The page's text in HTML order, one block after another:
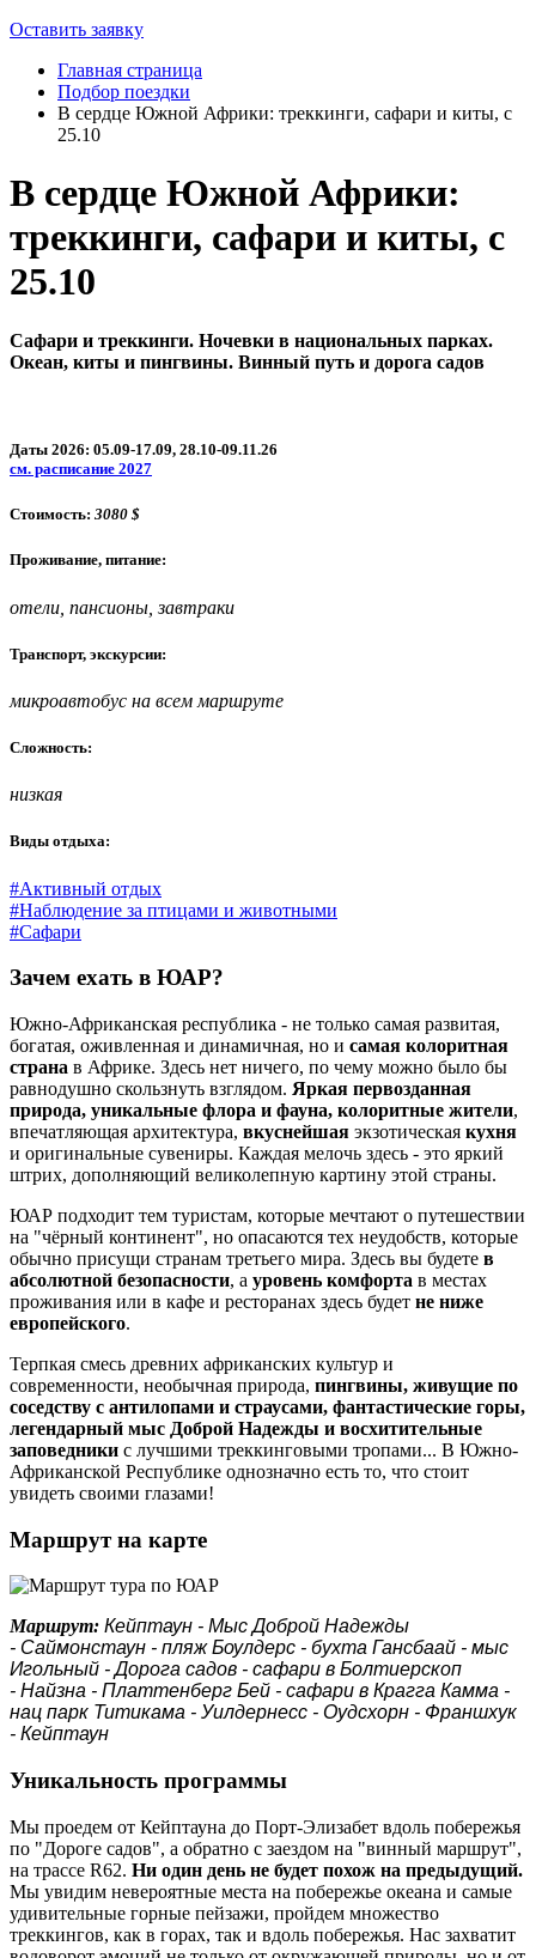
Оставить заявку
Главная страница
Подбор поездки
В сердце Южной Африки: треккинги, сафари и киты, с
25.10
В сердце Южной Африки:
треккинги, сафари и киты, с
25.10
Сафари и треккинги. Ночевки в национальных парках.
Океан, киты и пингвины. Винный путь и дорога садов
Даты 2026: 05.09-17.09, 28.10-09.11.26
см. расписание 2027
Стоимость: 3080 $
Проживание, питание:
отели, пансионы, завтраки
Транспорт, экскурсии:
микроавтобус на всем маршруте
Сложность:
низкая
Виды отдыха:
#Активный отдых
#Наблюдение за птицами и животными
#Сафари
Зачем ехать в ЮАР?
Южно-Африканская республика - не только самая развитая,
богатая, оживленная и динамичная, но и самая колоритная
страна в Африке. Здесь нет ничего, по чему можно было бы
равнодушно скользнуть взглядом. Яркая первозданная
природа, уникальные флора и фауна, колоритные жители,
впечатляющая архитектура, вкуснейшая экзотическая кухня
и оригинальные сувениры. Каждая мелочь здесь - это яркий
штрих, дополняющий великолепную картину этой страны.
ЮАР подходит тем туристам, которые мечтают о путешествии
на "чёрный континент", но опасаются тех неудобств, которые
обычно присущи странам третьего мира. Здесь вы будете в
абсолютной безопасности, а уровень комфорта в местах
проживания или в кафе и ресторанах здесь будет не ниже
европейского.
Терпкая смесь древних африканских культур и
современности, необычная природа, пингвины, живущие по
соседству с антилопами и страусами, фантастические горы,
легендарный мыс Доброй Надежды и восхитительные
заповедники с лучшими треккинговыми тропами... В Южно-
Африканской Республике однозначно есть то, что стоит
увидеть своими глазами!
Маршрут на карте
Маршрут: Кейптаун - Мыс Доброй Надежды
- Саймонстаун - пляж Боулдерс - бухта Гансбаай - мыс
Игольный - Дорога садов - сафари в Болтиерскоп
- Найзна - Платтенберг Бей - сафари в Крагга Камма -
нац парк Титикама - Уилдернесс - Оудсхорн - Франшхук
- Кейптаун
Уникальность программы
Мы проедем от Кейптауна до Порт-Элизабет вдоль побережья
по "Дороге садов", а обратно с заездом на "винный маршрут",
на трассе R62. Ни один день не будет похож на предыдущий.
Мы увидим невероятные места на побережье океана и самые
удивительные горные пейзажи, пройдем множество
треккингов, как в горах, так и вдоль побережья. Нас захватит